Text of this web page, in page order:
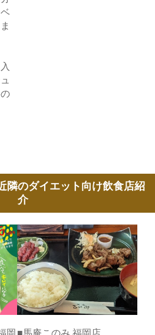
隣のダイエット向け飲食店紹
介